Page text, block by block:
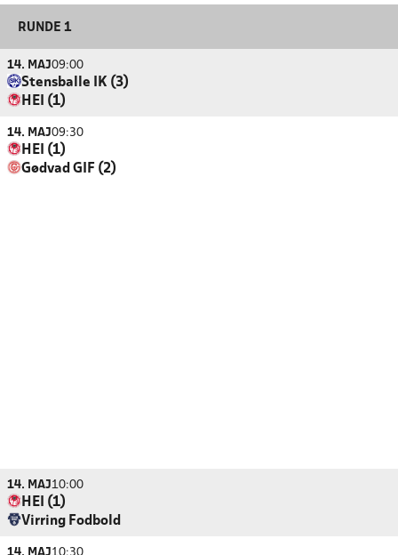
RUNDE 1
14. MAJ09:00
Stensballe IK (3)
HEI (1)
14. MAJ09:30
HEI (1)
Gødvad GIF (2)
14. MAJ10:00
HEI (1)
Virring Fodbold